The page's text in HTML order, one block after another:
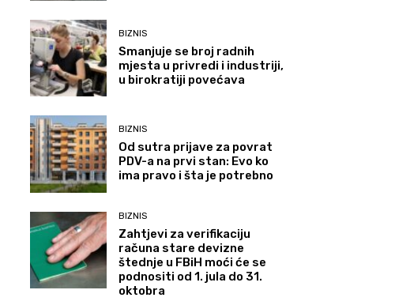
BIZNIS
Smanjuje se broj radnih
mjesta u privredi i industriji,
u birokratiji povećava
BIZNIS
Od sutra prijave za povrat
PDV-a na prvi stan: Evo ko
ima pravo i šta je potrebno
BIZNIS
Zahtjevi za verifikaciju
računa stare devizne
štednje u FBiH moći će se
podnositi od 1. jula do 31.
oktobra